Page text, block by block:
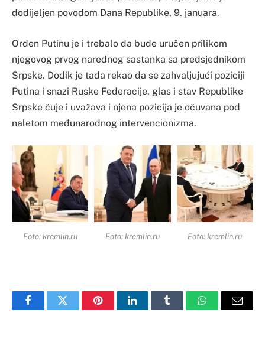
dodijeljen povodom Dana Republike, 9. januara.
Orden Putinu je i trebalo da bude uručen prilikom
njegovog prvog narednog sastanka sa predsjednikom
Srpske. Dodik je tada rekao da se zahvaljujući poziciji
Putina i snazi Ruske Federacije, glas i stav Republike
Srpske čuje i uvažava i njena pozicija je očuvana pod
naletom međunarodnog intervencionizma.
Foto: kremlin.ru Foto: kremlin.ru Foto: kremlin.ru
FacebookTwitter PinterestLinkedInTumblr WhatsAppEmail